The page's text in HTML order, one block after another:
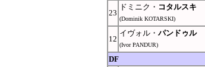
23
ドミニク・ コタルスキ
(Dominik KOTARSKI)
12
イヴォル・ パンドゥル
(Ivor PANDUR)
DF